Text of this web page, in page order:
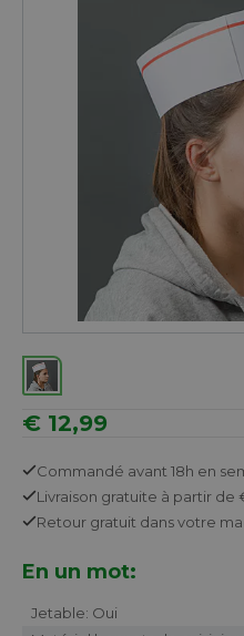
€ 12,99
Commandé avant 18h en
Livraison gratuite à partir de
Retour gratuit dans votre
En un mot:
Jetable: Oui